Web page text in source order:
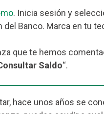
. Inicia sesión y
Banco. Marca en tu
que te hemos
Saldo“.
hace unos años se